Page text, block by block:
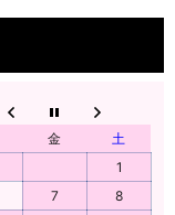
金
土
1
7
8